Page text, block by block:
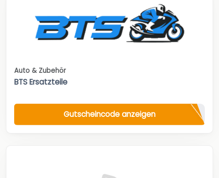
Auto & Zubehör
BTS Ersatzteile
Gutscheincode anzeigen